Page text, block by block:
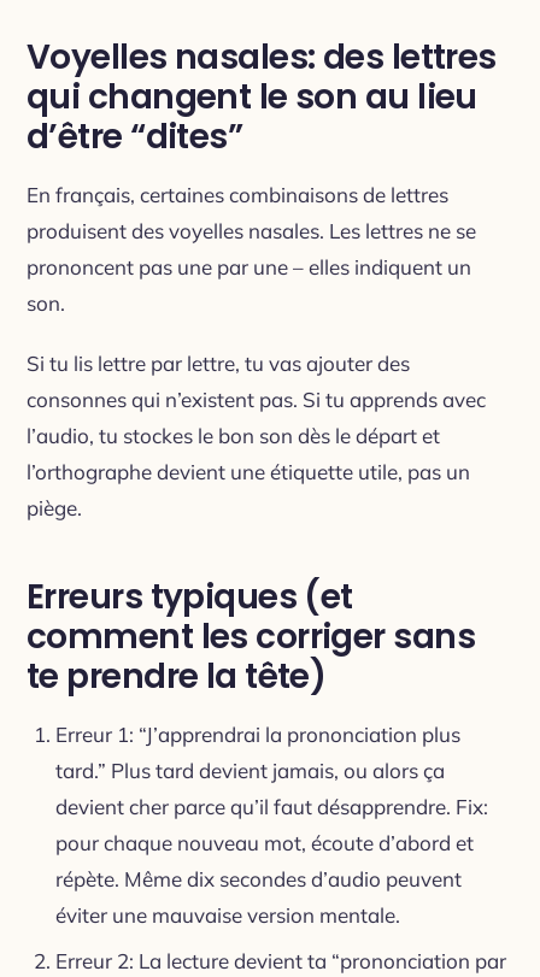
Voyelles nasales: des lettres
qui changent le son au lieu
d’être “dites”
En français, certaines combinaisons de lettres
produisent des voyelles nasales. Les lettres ne se
prononcent pas une par une – elles indiquent un
son.
Si tu lis lettre par lettre, tu vas ajouter des
consonnes qui n’existent pas. Si tu apprends avec
l’audio, tu stockes le bon son dès le départ et
l’orthographe devient une étiquette utile, pas un
piège.
Erreurs typiques (et
comment les corriger sans
te prendre la tête)
Erreur 1: “J’apprendrai la prononciation plus
tard.” Plus tard devient jamais, ou alors ça
devient cher parce qu’il faut désapprendre. Fix:
pour chaque nouveau mot, écoute d’abord et
répète. Même dix secondes d’audio peuvent
éviter une mauvaise version mentale.
Erreur 2: La lecture devient ta “prononciation par